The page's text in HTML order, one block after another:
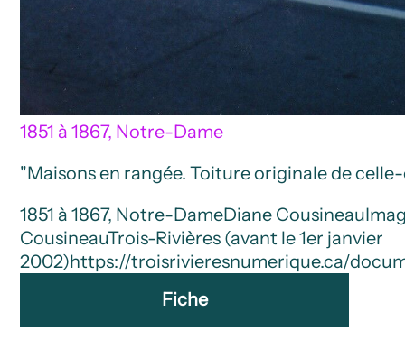
1851 à 1867, Notre-Dame
"Maisons en rangée. Toiture originale de
1851 à 1867, Notre-DameDiane Cousineau
CousineauTrois-Rivières (avant le 1er janvier
2002)https://troisrivieresnumerique.ca/
Fiche